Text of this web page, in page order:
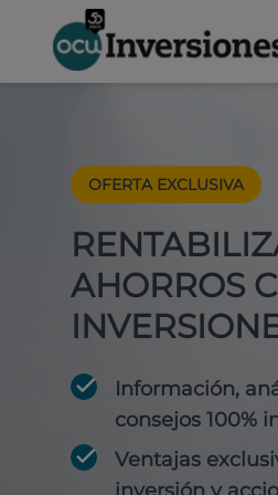
OFERTA EXCLUSIVA
AHORROS
Información,
consejos 100%
Ventajas